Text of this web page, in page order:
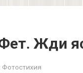
Жди
Фотостихия